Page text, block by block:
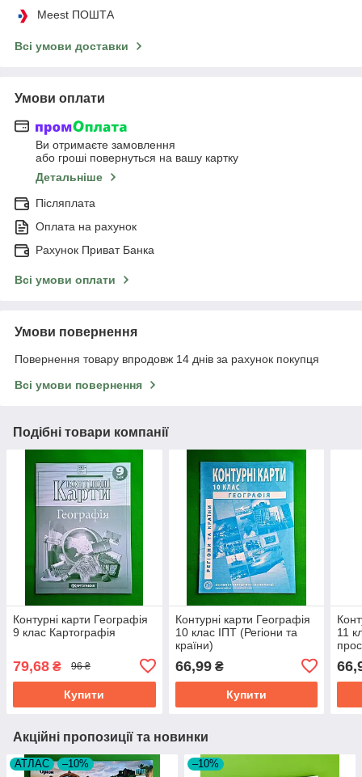
Meest ПОШТА
Всі умови доставки
Умови оплати
Ви отримаєте замовлення
або гроші повернуться на вашу картку
Детальніше
Післяплата
Оплата на рахунок
Рахунок Приват Банка
Всі умови оплати
Умови повернення
Повернення товару впродовж 14 днів за рахунок покупця
Всі умови повернення
Подібні товари компанії
Контурні карти Географія
9 клас Картографія
79,68 ₴ 96 ₴
Купити
Контурні карти Географія
10 клас ІПТ (Регіони та
країни)
66,99₴
Купити
11
Акційні пропозиції та новинки
АТЛАС –10% –10%